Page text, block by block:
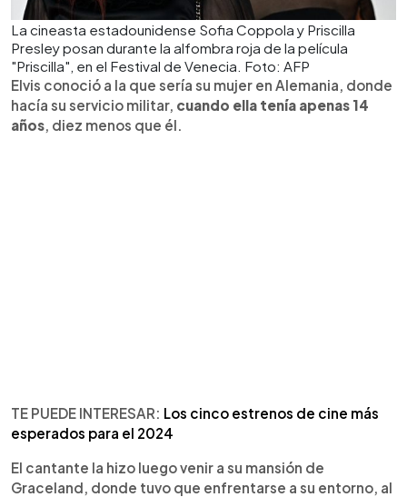
La cineasta estadounidense Sofia Coppola y Priscilla
Presley posan durante la alfombra roja de la película
"Priscilla", en el Festival de Venecia. Foto: AFP
Elvis conoció a la que sería su mujer en Alemania, donde
hacía su servicio militar, cuando ella tenía apenas 14
años , diez menos que él.
TE PUEDE INTERESAR: Los cinco estrenos de cine más
esperados para el 2024
El cantante la hizo luego venir a su mansión de
Graceland, donde tuvo que enfrentarse a su entorno, al